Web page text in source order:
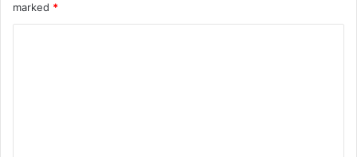
marked *